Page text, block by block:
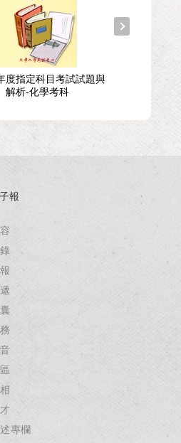
度指定科目考試試題與
解析-化學考科
報
專欄